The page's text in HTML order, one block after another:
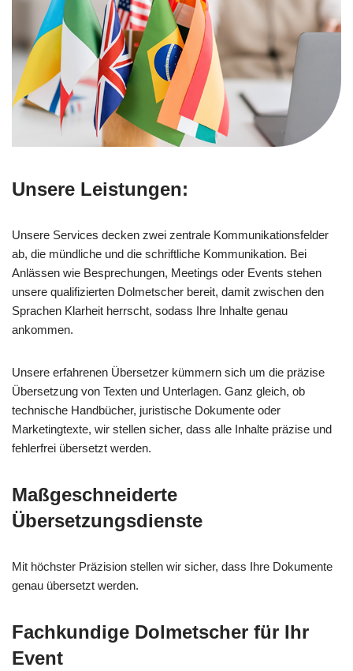
Unsere Leistungen:
Unsere Services decken zwei zentrale Kommunikationsfelder
ab, die mündliche und die schriftliche Kommunikation. Bei
Anlässen wie Besprechungen, Meetings oder Events stehen
unsere qualifizierten Dolmetscher bereit, damit zwischen den
Sprachen Klarheit herrscht, sodass Ihre Inhalte genau
ankommen.
Unsere erfahrenen Übersetzer kümmern sich um die präzise
Übersetzung von Texten und Unterlagen. Ganz gleich, ob
technische Handbücher, juristische Dokumente oder
Marketingtexte, wir stellen sicher, dass alle Inhalte präzise und
fehlerfrei übersetzt werden.
Maßgeschneiderte
Übersetzungsdienste
Mit höchster Präzision stellen wir sicher, dass Ihre Dokumente
genau übersetzt werden.
Fachkundige Dolmetscher für Ihr
Event